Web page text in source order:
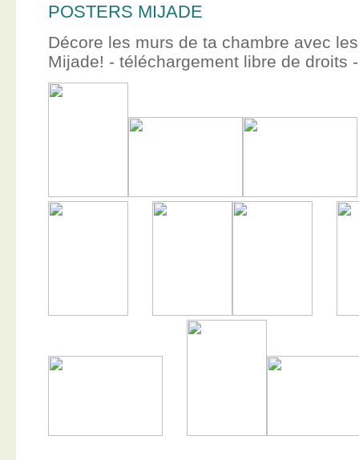
POSTERS MIJADE
Décore les murs de ta chambre avec
Mijade! - téléchargement libre de droits -